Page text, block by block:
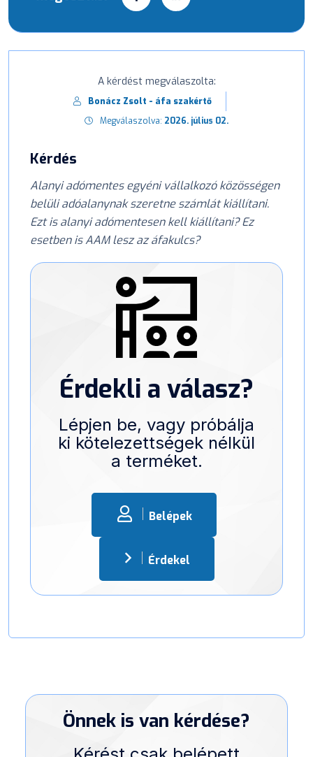
A kérdést megválaszolta:
Bonácz Zsolt - áfa szakértő
Megválaszolva: 2026. július 02.
Kérdés
Alanyi adómentes egyéni vállalkozó közösségen
belüli adóalanynak szeretne számlát kiállítani.
Ezt is alanyi adómentesen kell kiállítani? Ez
esetben is AAM lesz az áfakulcs?
Érdekli a válasz?
Lépjen be, vagy próbálja
ki kötelezettségek nélkül
a terméket.
Belépek
Érdekel
Önnek is van kérdése?